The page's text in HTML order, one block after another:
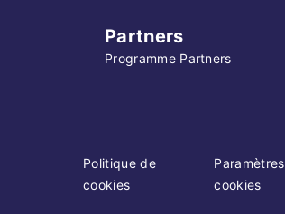
Partners
Programme Partners
Politique de
cookies
cookies